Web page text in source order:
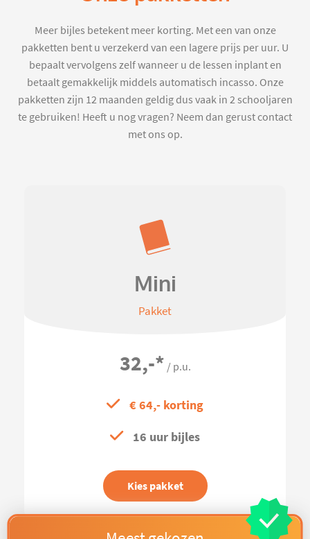
Meer bijles betekent meer korting. Met een van onze
pakketten bent u verzekerd van een lagere prijs per uur. U
bepaalt vervolgens zelf wanneer u de lessen inplant en
betaalt gemakkelijk middels automatisch incasso. Onze
pakketten zijn 12 maanden geldig dus vaak in 2 schooljaren
te gebruiken! Heeft u nog vragen? Neem dan gerust contact
met ons op.
Mini
Pakket
32,-* / p.u.
€ 64,- korting
16 uur bijles
Kies pakket